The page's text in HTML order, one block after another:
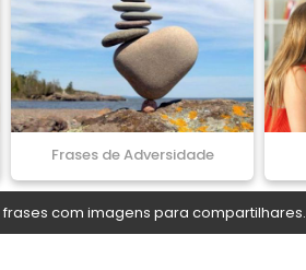
Frases de Adversidade
com imagens para compartilhares.